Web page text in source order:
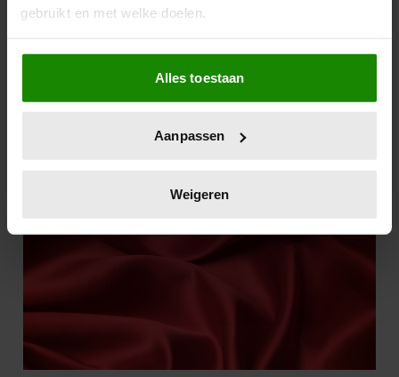
gebruikt en met welke doelen.
Als u het toestaat, willen we ook graag:
Informatie verzamelen over uw geografische
locatie, die tot een paar meter nauwkeurig kan zijn
scannen op specifieke eigenschappen (fingerprinting)
verwerkt en stel uw voorkeuren in het
intrekken in de Cookieverklaring.
We gebruiken cookies om content en advertenties te
en om ons websiteverkeer te analyseren. Ook delen we
informatie over uw gebruik van onze site met onze
partners voor social media, adverteren en analyse. Deze
Alles toestaan
Aanpassen
Weigeren